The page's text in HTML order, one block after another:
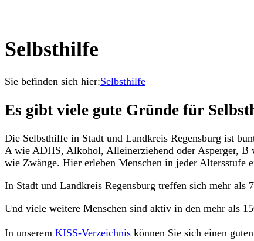
Selbsthilfe
Sie befinden sich hier:Selbsthilfe
Es gibt viele gute Gründe für
Die Selbsthilfe in Stadt und Landkreis Regensburg ist
A wie ADHS, Alkohol, Alleinerziehend oder Asperger,
wie Zwänge. Hier erleben Menschen in jeder Altersstufe
In Stadt und Landkreis Regensburg treffen sich mehr als
Und viele weitere Menschen sind aktiv in den mehr als
In unserem KISS-Verzeichnis können Sie sich einen